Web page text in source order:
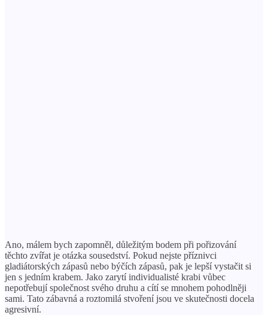
Ano, málem bych zapomněl, důležitým bodem při pořizování
těchto zvířat je otázka sousedství. Pokud nejste příznivci
gladiátorských zápasů nebo býčích zápasů, pak je lepší vystačit si
jen s jedním krabem. Jako zarytí individualisté krabi vůbec
nepotřebují společnost svého druhu a cítí se mnohem pohodlněji
sami. Tato zábavná a roztomilá stvoření jsou ve skutečnosti docela
agresivní.